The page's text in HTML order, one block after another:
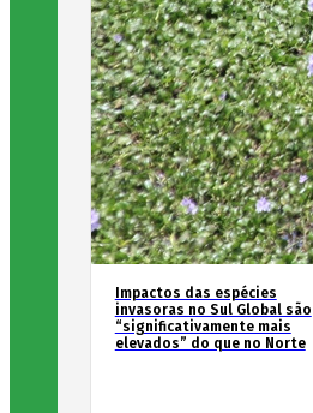
Impactos das espécies
invasoras no Sul Global são
“significativamente mais
elevados” do que no Norte